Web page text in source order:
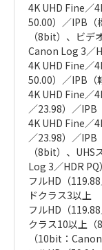
4K UHD Fine／
50.00）／IPB（
（8bit）、ビデ
Canon Log 3／
4K UHD Fine／
50.00）／IPB（
4K UHD Fine／
／23.98）／IPB
4K UHD Fine／
／23.98）／IPB
（8bit）、
Log 3／HDR PQ）
フルHD（
ドクラス3以上
フルHD（
クラス10以上（
（10bit：